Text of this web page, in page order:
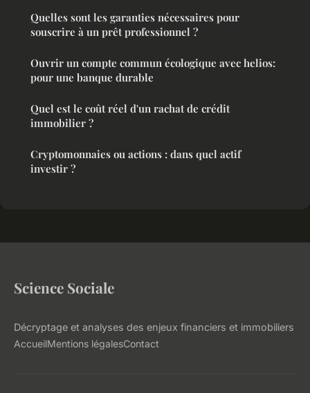
Quelles sont les garanties nécessaires pour
souscrire à un prêt professionnel ?
Ouvrir un compte commun écologique avec helios:
pour une banque durable
Quel est le coût réel d'un rachat de crédit
immobilier ?
Cryptomonnaies ou actions : dans quel actif
investir ?
Science Sociale
Décryptage et analyses des enjeux financiers et immobiliers
AccueilMentions légalesContact